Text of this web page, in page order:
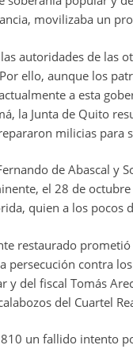
movilizaba un
autoridades de las
ello, aunque los
a esta
la Junta de Quito
milicias para
de Abascal y
el 28 de octubre
quien a los pocos
restaurado
persecución contra
y del fiscal Tomás
del Cuartel
un fallido intento